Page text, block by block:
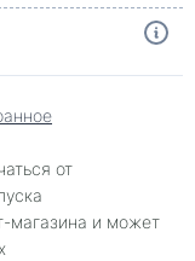
от
магазина и может